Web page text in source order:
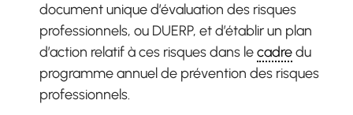
document unique d’évaluation des risques
professionnels, ou DUERP, et d’établir un plan
d’action relatif à ces risques dans lecadredu
programme annuel de prévention des risques
professionnels.